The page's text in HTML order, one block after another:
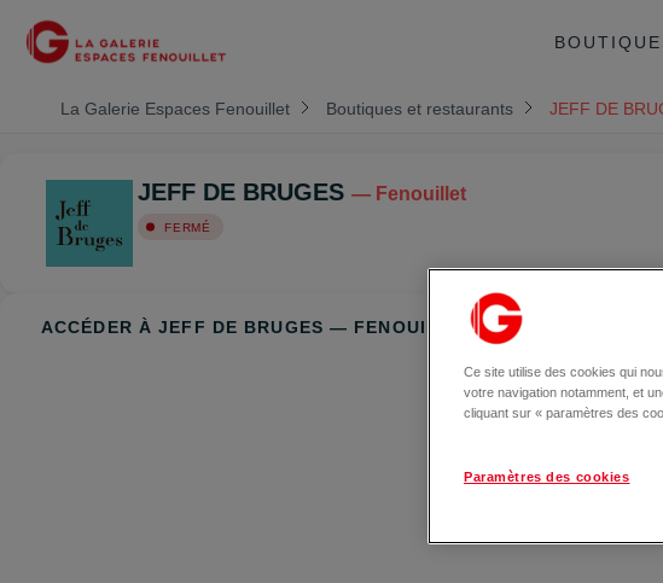
La Galerie Espaces Fenouillet Boutiques et restaurants JEFF DE
JEFF DE BRUGES— Fenouillet
FERMÉ
ACCÉDER À JEFF DE BRUGES — FENOUILLET
Ce site utilise des cookies qui
votre navigation notamment, et
cliquant sur « paramètres des
Paramètres des cookies